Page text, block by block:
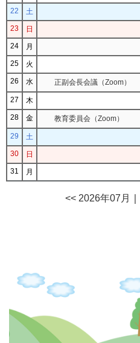
22
土
23
日
24
月
25
火
26
水 正副会長会議（Zoom）
27
木
28
金 教育委員会（Zoom）
29
土
30
日
31
月
<< 2026年07月